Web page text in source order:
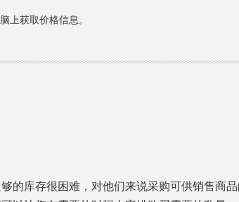
上获取价格信息。
的库存很困难，对他们来说采购可供销售商